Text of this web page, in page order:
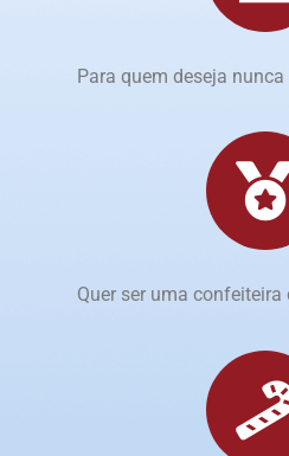
Para quem deseja
Quer ser uma confeiteira